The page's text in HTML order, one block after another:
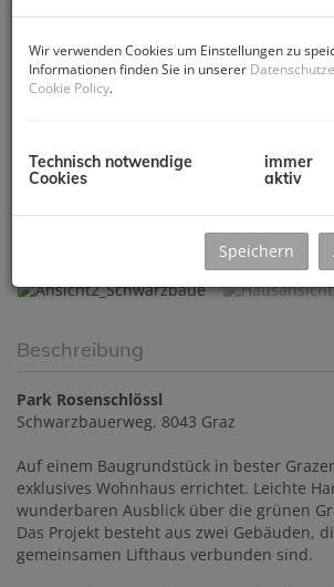
Ansicht2_Schwarzbaue
Beschreibung
Park Rosenschlössl
Schwarzbauerweg, 8043 Graz
Auf einem Baugrundstück in bester
exklusives Wohnhaus errichtet. Leichte
wunderbaren Ausblick über die grünen
Das Projekt besteht aus zwei Gebäuden,
gemeinsamen Lifthaus verbunden sind.
Wir verwenden Cookies um Einstellungen zu
Informationen finden Sie in unserer
Cookie Policy.
Technisch notwendige
Cookies
immer
aktiv
Speichern